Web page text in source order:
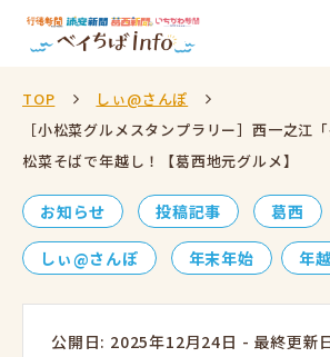
TOP
しぃ@さんぽ
［小松菜グルメスタンプラリー］西一之江
松菜そばで年越し！【葛西地元グルメ】
お知らせ 投稿記事 葛西
しぃ@さんぽ 年末年始 年
公開日: 2025年12月24日 - 最終更新